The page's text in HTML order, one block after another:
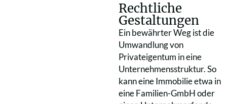
Rechtliche
Gestaltungen
Ein bewährter Weg ist die
Umwandlung von
Privateigentum in eine
Unternehmensstruktur. So
kann eine Immobilie etwa in
eine Familien-GmbH oder